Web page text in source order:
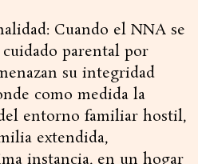
Cuando el NNA se
parental por
su integridad
como medida la
entorno familiar hostil,
extendida,